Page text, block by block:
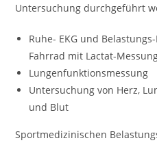
Untersuchung durchgeführt
Ruhe- EKG und
Fahrrad mit Lactat-
Lungenfunktionsmessung
Untersuchung von Herz,
und Blut
Sportmedizinischen